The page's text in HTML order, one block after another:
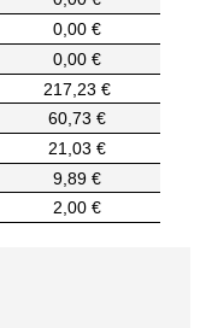
0,00 €
0,00 €
217,23 €
60,73 €
21,03 €
9,89 €
2,00 €